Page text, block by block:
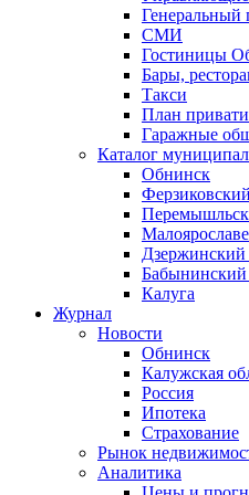
Генеральный
СМИ
Гостиницы
Бары,
Такси
План
Гаражные
Каталог
Обнинск
Дзержинский
Бабынинский
Калуга
Журнал
Новости
Обнинск
Калужская
Россия
Ипотека
Страхование
Рынок
Аналитика